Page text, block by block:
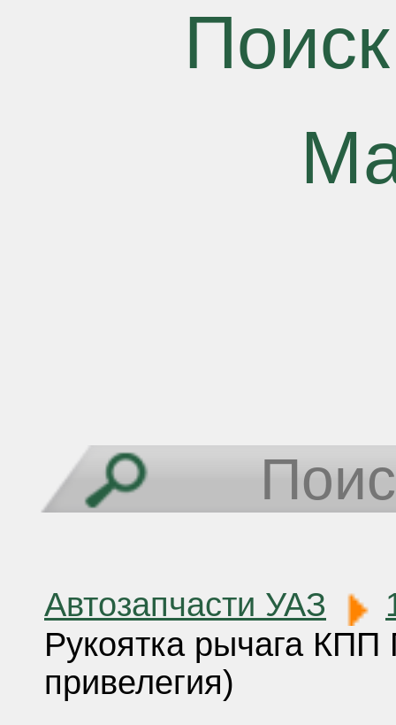
Автозапчасти УАЗ
Рукоятка рычага КПП
привелегия)